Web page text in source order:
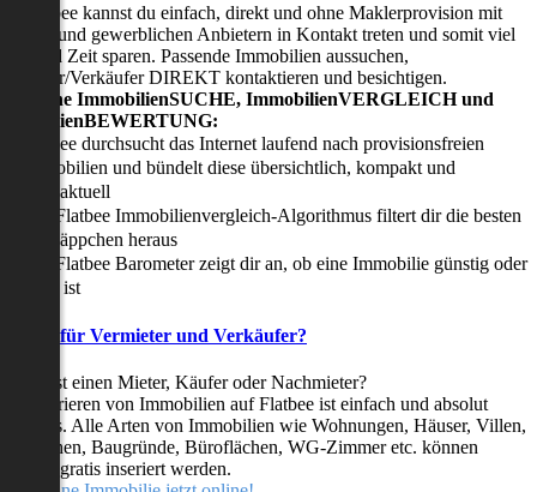
Flatbee kannst du einfach, direkt und ohne Maklerprovision mit
und gewerblichen Anbietern in Kontakt treten und somit viel
und Zeit sparen. Passende Immobilien aussuchen,
Verkäufer DIREKT kontaktieren und besichtigen.
in-one ImmobilienSUCHE, ImmobilienVERGLEICH und
Flatbee durchsucht das Internet laufend nach provisionsfreien
Immobilien und bündelt diese übersichtlich, kompakt und
tagesaktuell
Der Flatbee Immobilienvergleich-Algorithmus filtert dir die besten
Schnäppchen heraus
Der Flatbee Barometer zeigt dir an, ob eine Immobilie günstig oder
teuer ist
für Vermieter und Verkäufer?
suchst einen Mieter, Käufer oder Nachmieter?
Inserieren von Immobilien auf Flatbee ist einfach und absolut
Alle Arten von Immobilien wie Wohnungen, Häuser, Villen,
Baugründe, Büroflächen, WG-Zimmer etc. können
gratis inseriert werden.